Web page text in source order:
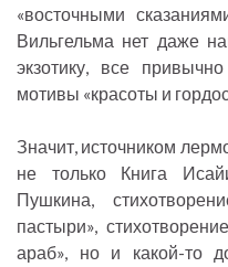
«восточными
Вильгельма нет даже
экзотику, все
мотивы «красоты и
Значит, источником
не только Книга
Пушкина,
пастыри»,
араб», но и какой-то